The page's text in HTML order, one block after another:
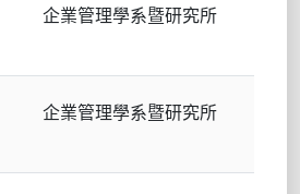
企業管理學系暨研究所
企業管理學系暨研究所